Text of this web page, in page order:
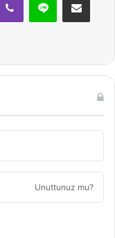
Unuttunuz mu?